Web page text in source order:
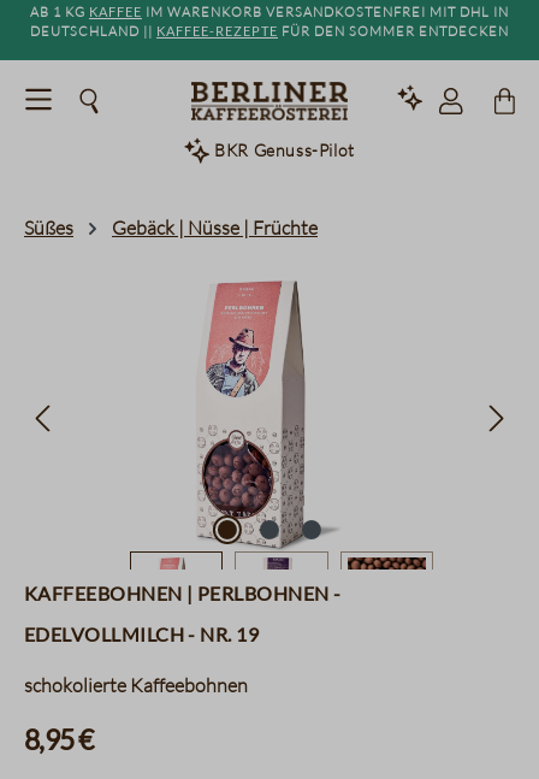
springen
Ab 1 kg Kaffee im Warenkorb versandkostenfrei mit DHL in
Deutschland || Kaffee-Rezepte für den Sommer entdecken
BKR Genuss-Pilot
Süßes Gebäck | Nüsse | Früchte
Bildergalerie überspringen
Kaffeebohnen | Perlbohnen -
Edelvollmilch - Nr. 19
schokolierte Kaffeebohnen
8,95 €